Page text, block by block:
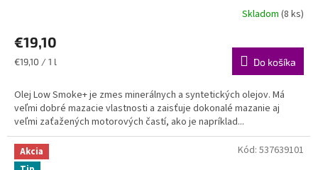
Skladom (8 ks)
€19,10
Jednotková
€19,10 / 1 l Do košíka
Olej Low Smoke+ je zmes minerálnych a syntetických olejov. Má
veľmi dobré mazacie vlastnosti a zaisťuje dokonalé mazanie aj
veľmi zaťažených motorových častí, ako je napríklad...
Akcia
Kód: 537639101